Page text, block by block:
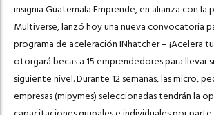
insignia Guatemala Emprende, en alianza con
Multiverse, lanzó hoy una nueva convocatoria
programa de aceleración INhatcher – ¡Acelera
otorgará becas a 15 emprendedores para llevar
siguiente nivel. Durante 12 semanas, las micro,
empresas (mipymes) seleccionadas tendrán la